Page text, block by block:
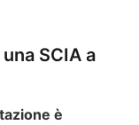
SCIA a
è